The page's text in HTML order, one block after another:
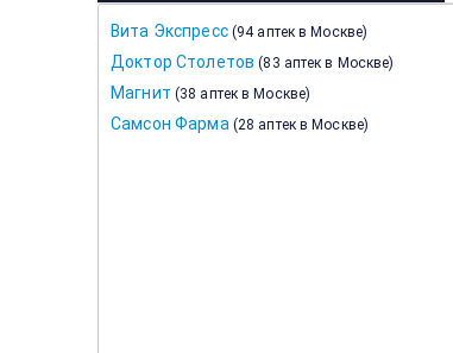
Вита Экспресс (94 аптек в Москве)
Доктор Столетов (83 аптек в Москве)
Магнит (38 аптек в Москве)
Самсон Фарма (28 аптек в Москве)